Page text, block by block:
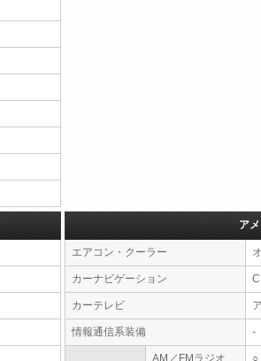
ア
エアコン・クーラー
カーナビゲーション
カーテレビ
情報通信系装備 -
AM／FMラジオ ○